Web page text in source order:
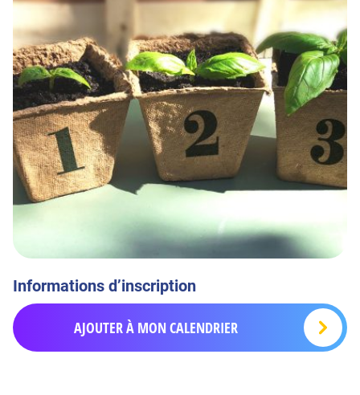
Informations d’inscription
AJOUTER À MON CALENDRIER